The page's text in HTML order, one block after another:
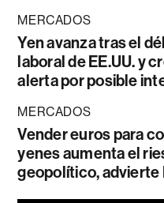
MERCADOS
Yen avanza tras el
laboral de EE.UU. y
alerta por posible
MERCADOS
Vender euros para
yenes aumenta el
geopolítico,